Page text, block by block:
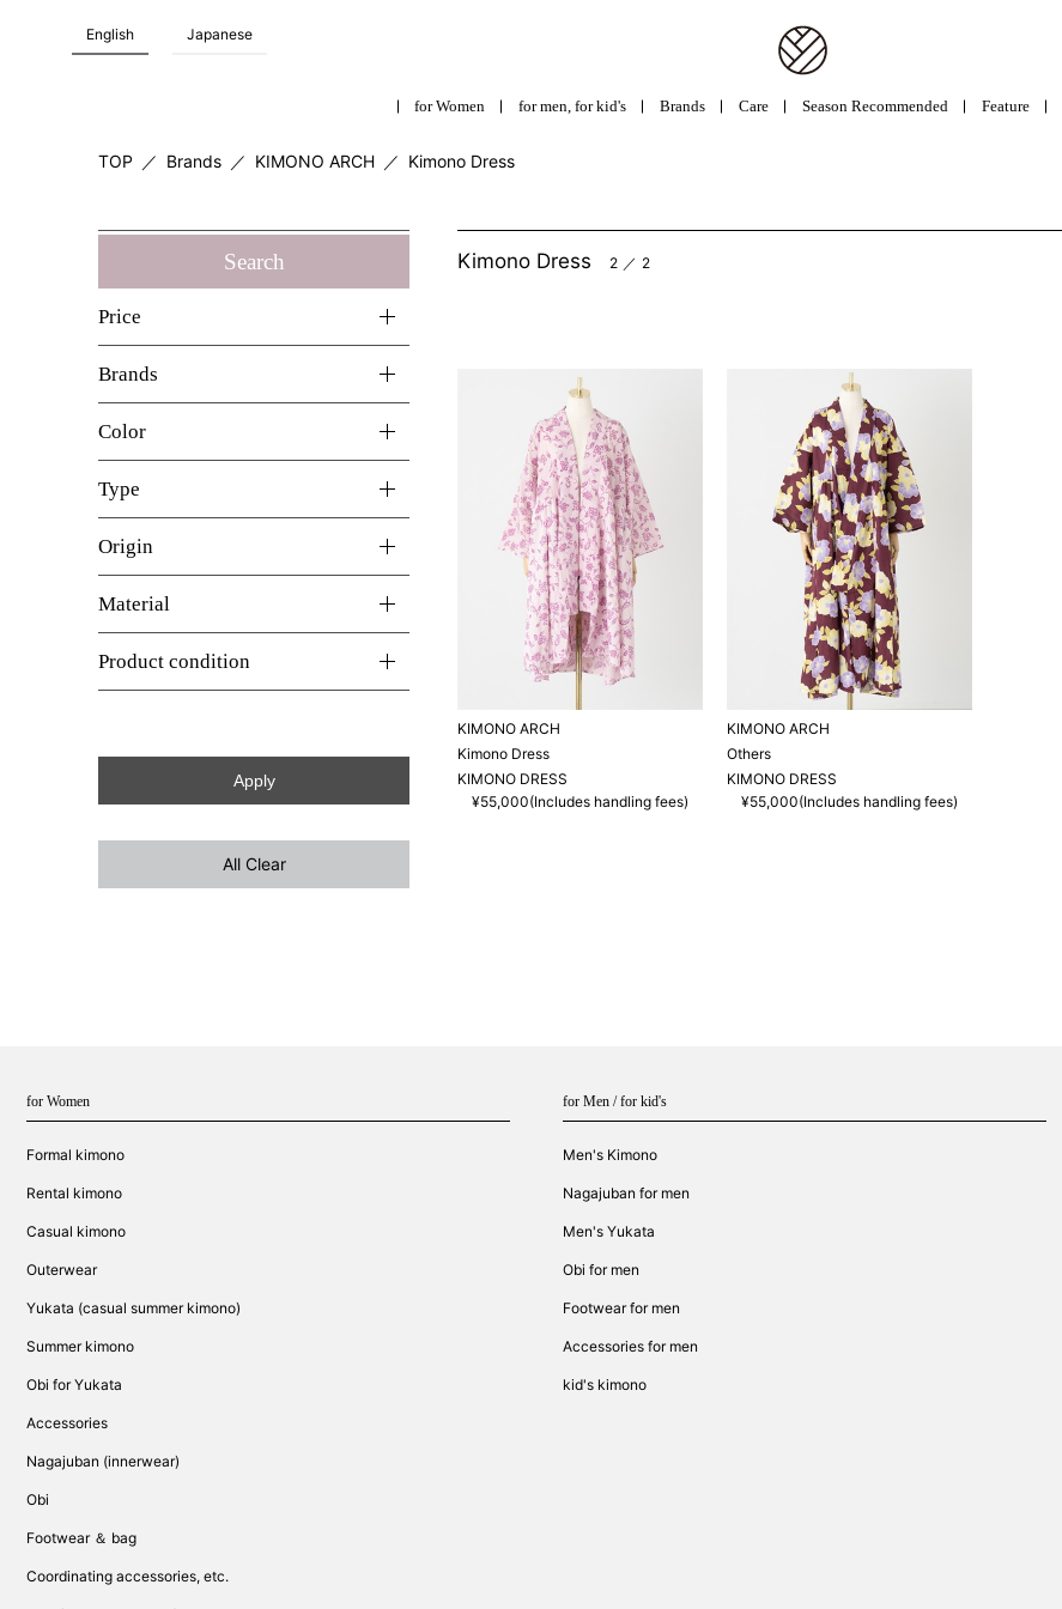
English Japanese
for Women for men, for kid's Brands Care Season Recommended Feature
TOP ／ Brands ／ KIMONO ARCH ／ Kimono Dress
Search
Price
Brands
Color
Type
Origin
Material
Product condition
All Clear
Kimono Dress 2 ／ 2
KIMONO ARCH
Kimono Dress
KIMONO DRESS
¥55,000(Includes handling fees)
KIMONO ARCH
Others
KIMONO DRESS
¥55,000(Includes handling fees)
for Women
Formal kimono
Rental kimono
Casual kimono
Outerwear
Yukata (casual summer kimono)
Summer kimono
Obi for Yukata
Accessories
Nagajuban (innerwear)
Obi
Footwear ＆ bag
Coordinating accessories, etc.
for Men / for kid's
Men's Kimono
Nagajuban for men
Men's Yukata
Obi for men
Footwear for men
Accessories for men
kid's kimono